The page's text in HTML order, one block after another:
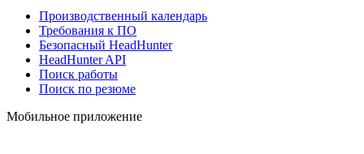
Производственный календарь
Требования к ПО
Безопасный HeadHunter
HeadHunter API
Поиск работы
Поиск по резюме
Мобильное приложение